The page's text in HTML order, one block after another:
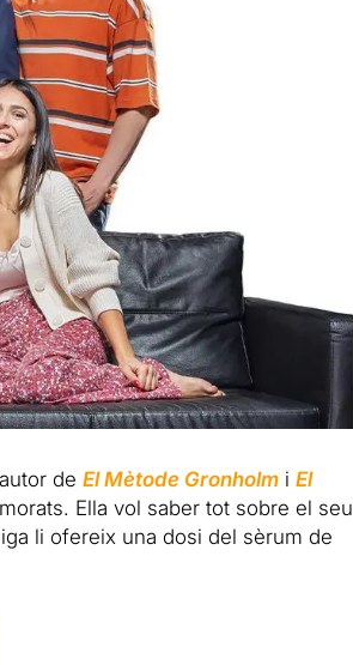
de El Mètode Gronholmi El
Ella vol saber tot sobre el seu
li ofereix una dosi del sèrum de